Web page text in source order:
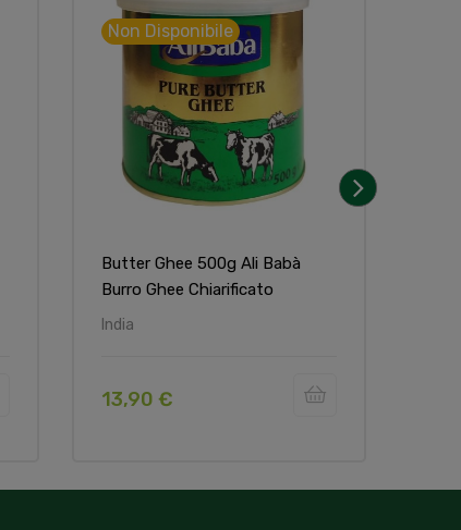
Butter Ghee 500g Ali Babà
Burro Ghee Chiarificato
India
Non Disponibile
13,90 €